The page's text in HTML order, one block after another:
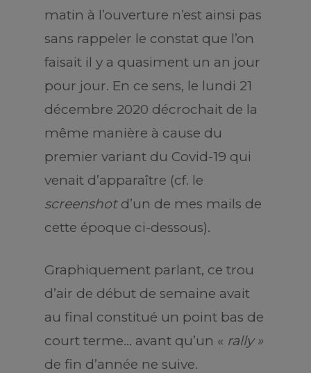
matin à l’ouverture n’est ainsi pas
sans rappeler le constat que l’on
faisait il y a quasiment un an jour
pour jour. En ce sens, le lundi 21
décembre 2020 décrochait de la
même manière à cause du
premier variant du Covid-19 qui
venait d’apparaître (cf. le
screenshot d’un de mes mails de
cette époque ci-dessous).
Graphiquement parlant, ce trou
d’air de début de semaine avait
au final constitué un point bas de
court terme… avant qu’un « rally »
de fin d’année ne suive.